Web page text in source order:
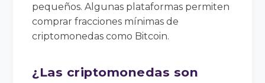
pequeños. Algunas plataformas permiten
comprar fracciones mínimas de
criptomonedas como Bitcoin.
¿Las criptomonedas son